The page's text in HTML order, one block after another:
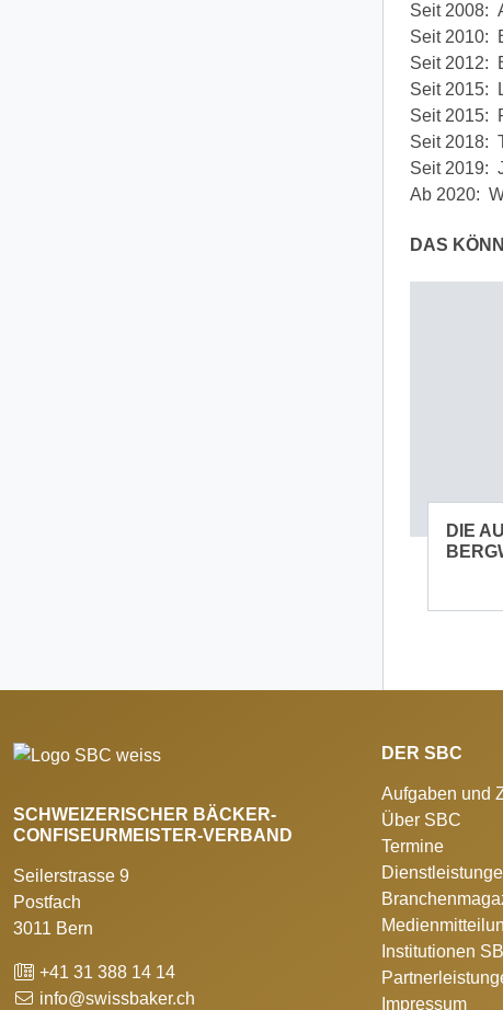
Seit 2008:
Seit 2010:
Seit 2012:
Seit 2015:
Seit 2015:
Seit 2018:
Seit 2019:
Ab 2020:
DAS
DIE
SCHWEIZERISCHER BÄCKER-
CONFISEURMEISTER-VERBAND
Seilerstrasse 9
Postfach
3011 Bern
+41 31 388 14 14
info@swissbaker.ch
DER SBC
Aufgaben und
Über SBC
Termine
Institutionen
Impressum